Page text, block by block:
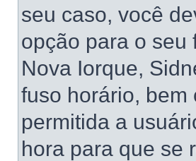
seu caso, você
opção para o seu
Nova Iorque,
fuso horário, bem
permitida a
hora para que se